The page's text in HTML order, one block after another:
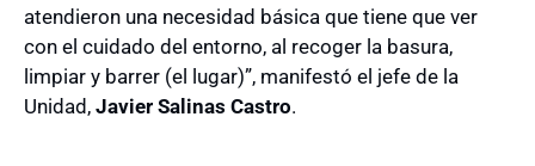
atendieron una necesidad básica que tiene que ver
con el cuidado del entorno, al recoger la basura,
limpiar y barrer (el lugar)”, manifestó el jefe de la
Unidad, Javier Salinas Castro.